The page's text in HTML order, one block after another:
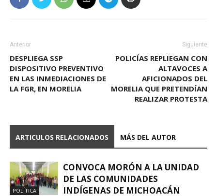
Anterior
DESPLIEGA SSP
DISPOSITIVO PREVENTIVO
EN LAS INMEDIACIONES DE
LA FGR, EN MORELIA
Siguiente
POLICÍAS REPLIEGAN CON
ALTAVOCES A
AFICIONADOS DEL
MORELIA QUE PRETENDÍAN
REALIZAR PROTESTA
ARTICULOS RELACIONADOS MÁS DEL AUTOR
POLÍTICA
CONVOCA MORÓN A LA UNIDAD
DE LAS COMUNIDADES
INDÍGENAS DE MICHOACÁN